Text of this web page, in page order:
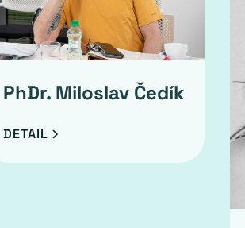
PhDr. Miloslav Čedík
DETAIL